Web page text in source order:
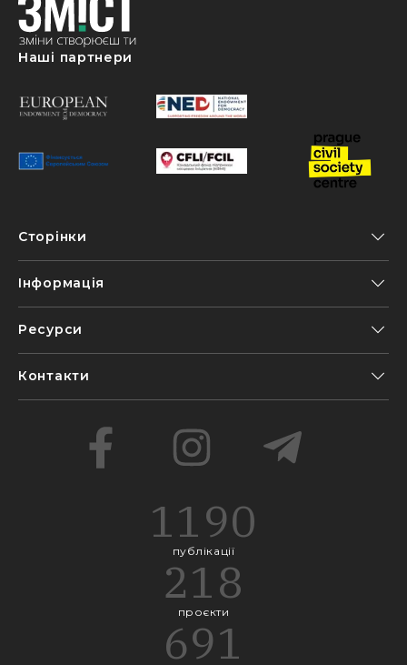
Наші партнери
Сторінки
Інформація
Ресурси
Контакти
1190
публікації
218
проєкти
691